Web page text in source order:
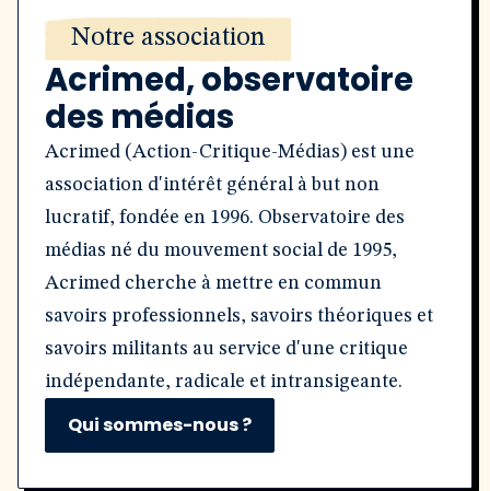
Notre association
Acrimed, observatoire
des médias
Acrimed (Action-Critique-Médias) est une
association d'intérêt général à but non
lucratif, fondée en 1996. Observatoire des
médias né du mouvement social de 1995,
Acrimed cherche à mettre en commun
savoirs professionnels, savoirs théoriques et
savoirs militants au service d'une critique
indépendante, radicale et intransigeante.
Qui sommes-nous ?